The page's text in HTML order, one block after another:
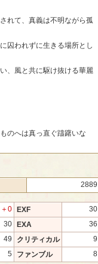
れて、真義は不明ながら孤
囚われずに生きる場所とし
、風と共に駆け抜ける華麗
のへは真っ直ぐ躊躇いな
2889
＋0 EXF
30
30 EXA
36
49 クリティカル
9
5 ファンブル 8